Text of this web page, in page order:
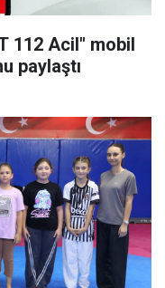
112 Acil" mobil
paylaştı